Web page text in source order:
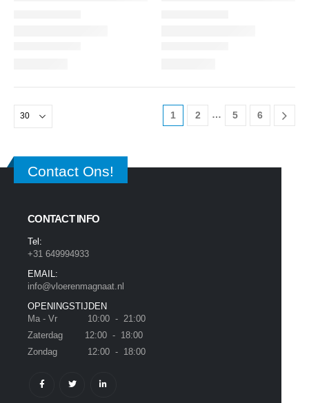
1 2 … 5 6
Contact Ons!
CONTACT INFO
Tel:
+31 649994933
EMAIL:
info@vloerenmagnaat.nl
OPENINGSTIJDEN
Ma - Vr 10:00 - 21:00
Zaterdag 12:00 - 18:00
Zondag 12:00 - 18:00